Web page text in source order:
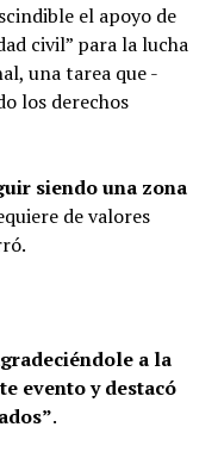
el apoyo de
civil” para la lucha
una tarea que -
los derechos
siendo una zona
de valores
a la
evento y destacó
.